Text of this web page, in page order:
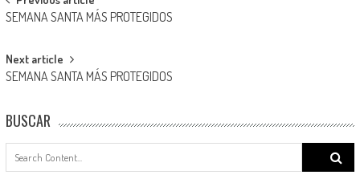
navigation
SEMANA SANTA MÁS PROTEGIDOS
Next article
SEMANA SANTA MÁS PROTEGIDOS
BUSCAR
Search
for: